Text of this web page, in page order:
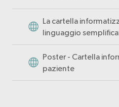
La cartella
linguaggio
Poster - Cartella
paziente